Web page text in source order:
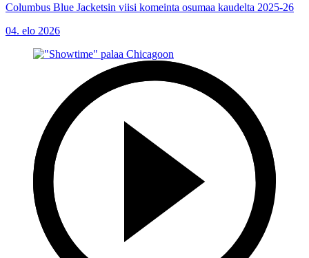
Columbus Blue Jacketsin viisi komeinta osumaa kaudelta 2025-26
04. elo 2026